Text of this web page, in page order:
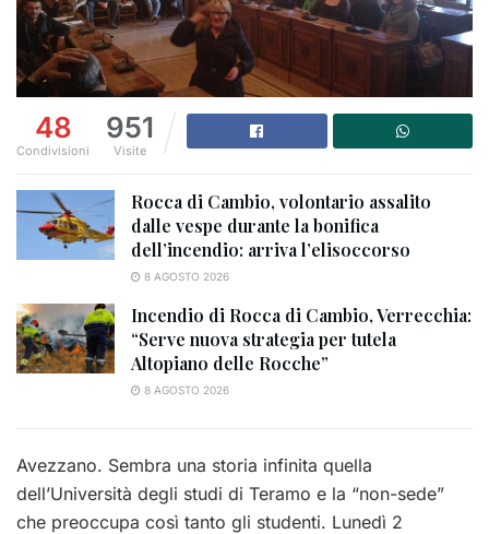
48
Condivisioni
951
Visite
Rocca di Cambio, volontario assalito
dalle vespe durante la bonifica
dell’incendio: arriva l’elisoccorso
8 AGOSTO 2026
Incendio di Rocca di Cambio, Verrecchia:
“Serve nuova strategia per tutela
Altopiano delle Rocche”
8 AGOSTO 2026
Avezzano. Sembra una storia infinita quella
dell’Università degli studi di Teramo e la “non-sede”
che preoccupa così tanto gli studenti. Lunedì 2